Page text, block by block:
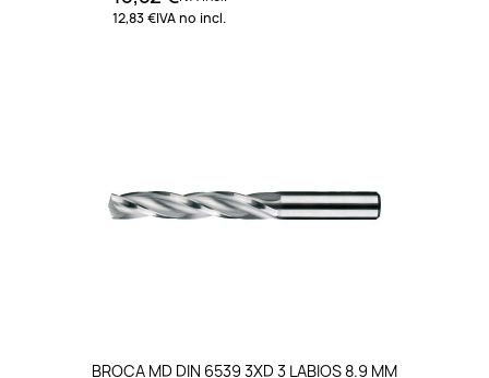
12,83 €IVA no incl.
BROCA MD DIN 6539 3XD 3 LABIOS 8.9 MM